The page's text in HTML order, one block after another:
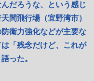
だろうな、という感じ
間飛行場（宜野湾市）
衛力強化などが主要な
「残念だけど、これが
った。